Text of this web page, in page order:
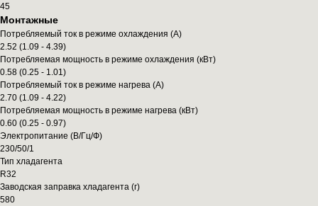
45
Монтажные
Потребляемый ток в режиме охлаждения (А)
2.52 (1.09 - 4.39)
Потребляемая мощность в режиме охлаждения (кВт)
0.58 (0.25 - 1.01)
Потребляемый ток в режиме нагрева (А)
2.70 (1.09 - 4.22)
Потребляемая мощность в режиме нагрева (кВт)
0.60 (0.25 - 0.97)
Электропитание (В/Гц/Ф)
230/50/1
Тип хладагента
R32
Заводская заправка хладагента (г)
580